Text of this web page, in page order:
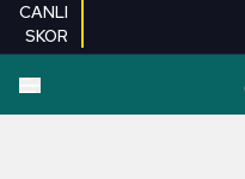
CANLI
SKOR
FUTBOL